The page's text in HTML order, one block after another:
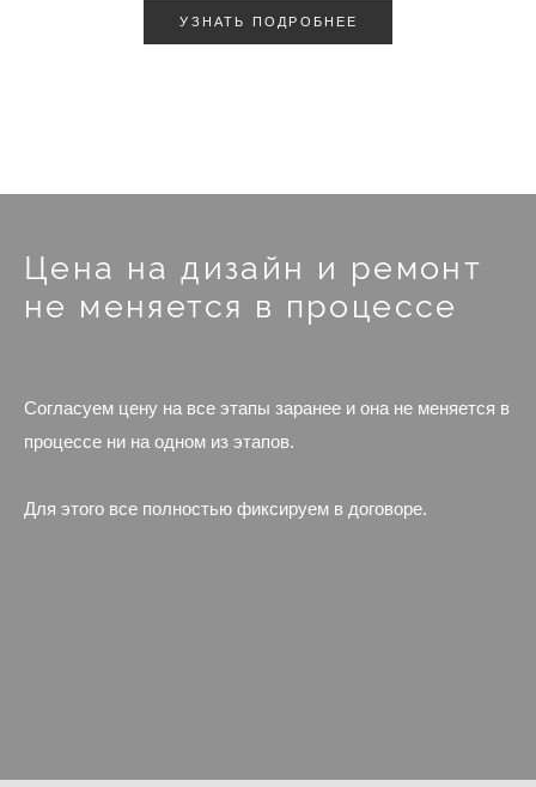
УЗНАТЬ ПОДРОБНЕЕ
Цена на дизайн и ремонт
не меняется в процессе
Согласуем цену на все этапы заранее и она не меняется в
процессе ни на одном из этапов.
Для этого все полностью фиксируем в договоре.